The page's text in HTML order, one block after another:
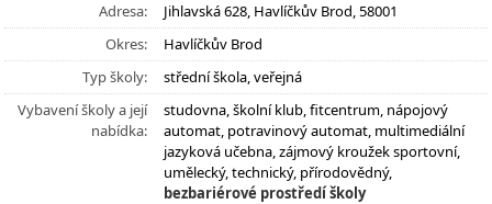
Adresa:
Jihlavská 628, Havlíčkův Brod, 58001
Okres:
Havlíčkův Brod
Typ školy:
střední škola, veřejná
Vybavení školy a její
nabídka:
studovna, školní klub, fitcentrum, nápojový
automat, potravinový automat, multimediální
jazyková učebna, zájmový kroužek sportovní,
umělecký, technický, přírodovědný,
bezbariérové prostředí školy